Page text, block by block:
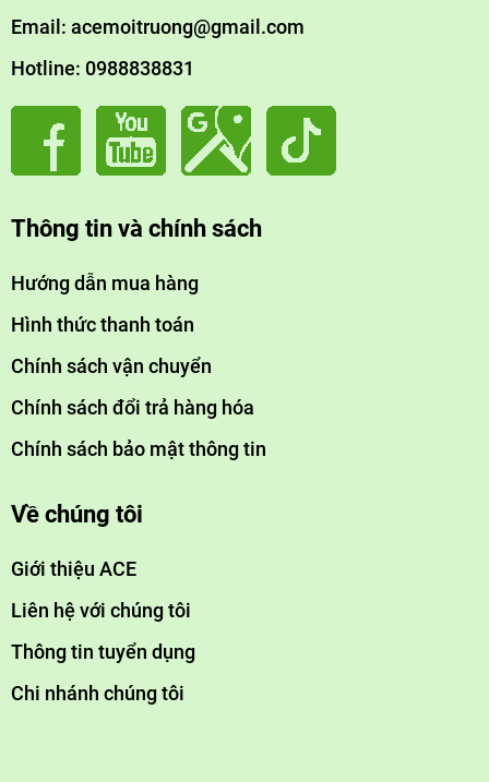
Email: acemoitruong@gmail.com
Hotline: 0988838831
Thông tin và chính sách
Hướng dẫn mua hàng
Hình thức thanh toán
Chính sách vận chuyển
Chính sách đổi trả hàng hóa
Chính sách bảo mật thông tin
Về chúng tôi
Giới thiệu ACE
Liên hệ với chúng tôi
Thông tin tuyển dụng
Chi nhánh chúng tôi